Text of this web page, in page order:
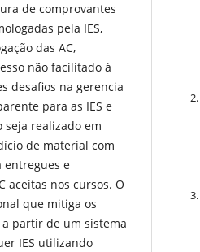
de comprovantes
pela IES,
das AC,
não facilitado à
desafios na gerencia
para as IES e
seja realizado em
de material com
entregues e
aceitas nos cursos. O
que mitiga os
a partir de um sistema
IES utilizando